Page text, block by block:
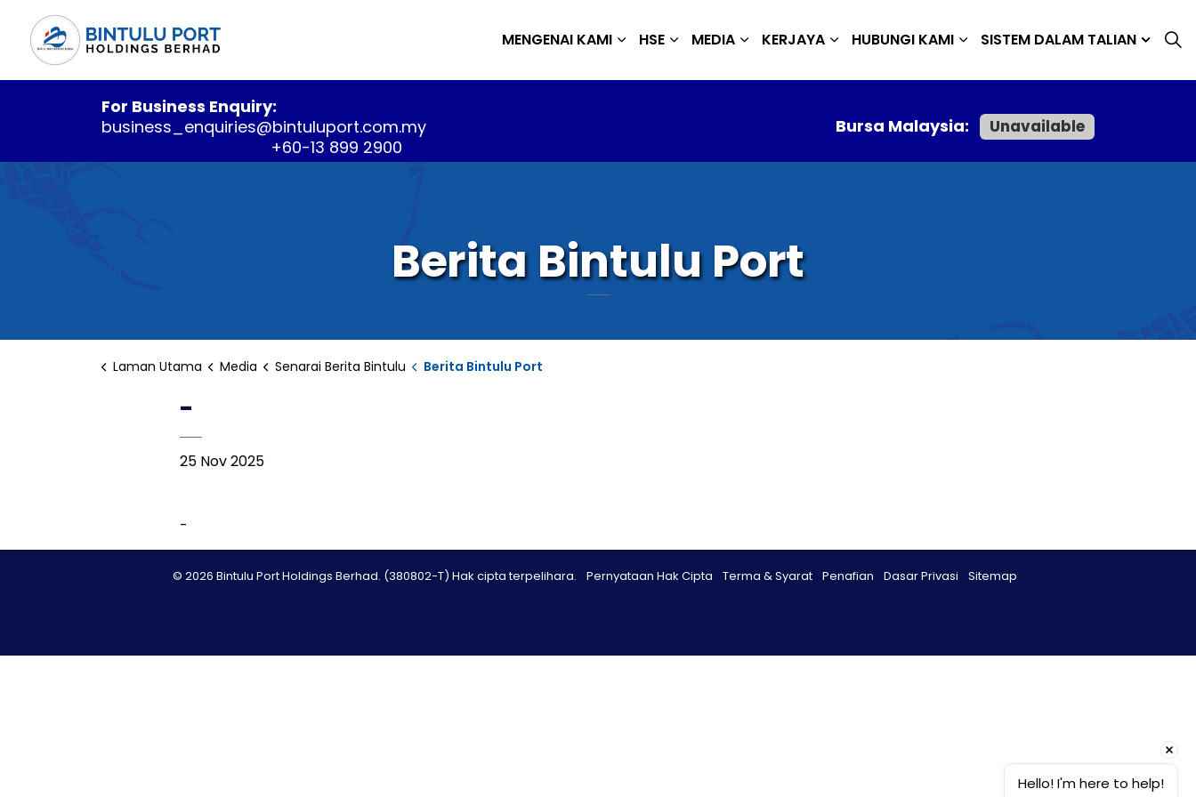
MENGENAI KAMI HSE MEDIA KERJAYA HUBUNGI KAMI SISTEM DALAM TALIAN
For Business Enquiry:
business_enquiries@bintuluport.com.my
+60-13 899 2900
Bursa Malaysia: Unavailable
Berita Bintulu Port
Laman Utama Media Senarai Berita Bintulu Berita Bintulu Port
-
25 Nov 2025
-
© 2026 Bintulu Port Holdings Berhad. (380802-T) Hak cipta terpelihara. Pernyataan Hak Cipta Terma & Syarat Penafian Dasar Privasi Sitemap
Hello! I'm here to help!